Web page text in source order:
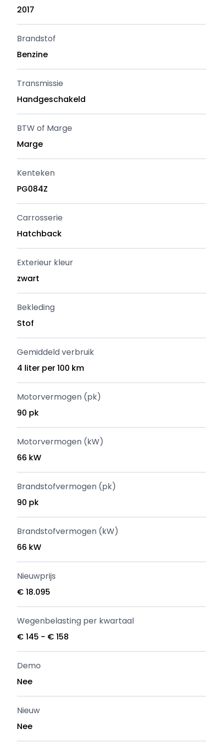
2017
Brandstof
Benzine
Transmissie
Handgeschakeld
BTW of Marge
Marge
Kenteken
PG084Z
Carrosserie
Hatchback
Exterieur kleur
zwart
Bekleding
Stof
Gemiddeld verbruik
4 liter per 100 km
Motorvermogen (pk)
90 pk
Motorvermogen (kW)
66 kW
Brandstofvermogen (pk)
90 pk
Brandstofvermogen (kW)
66 kW
Nieuwprijs
€ 18.095
Wegenbelasting per kwartaal
€ 145 - € 158
Demo
Nee
Nieuw
Nee